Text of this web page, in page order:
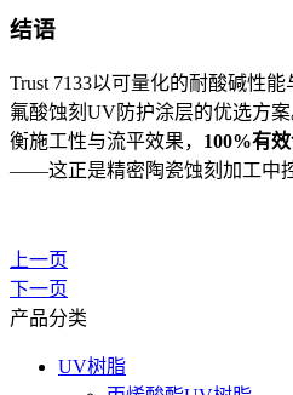
结语
Trust 7133以可量化的耐酸碱性
氟酸蚀刻UV防护涂层的优选方
衡施工性与流平效果， 100%有
——这正是精密陶瓷蚀刻加工中
上一页
下一页
产品分类
UV树脂